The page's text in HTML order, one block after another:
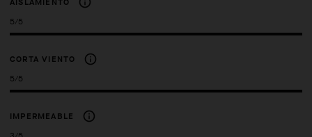
5/5
CORTA VIENTO
5/5
IMPERMEABLE